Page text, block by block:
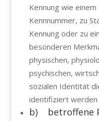
Kennung wie
Kennnummer, zu
Kennung oder zu
besonderen
physischen,
psychischen,
sozialen Identität
identifiziert werden
b) betroffene